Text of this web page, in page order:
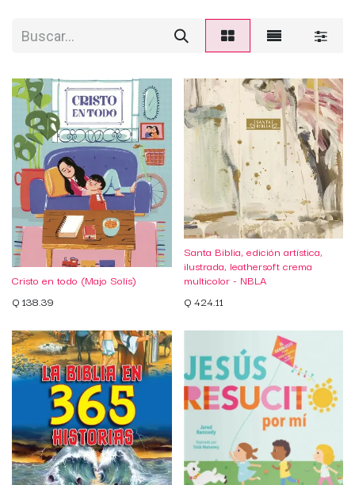
Cristo en todo (Majo Solís)
Q138.39
Santa Biblia, edición artística,
ilustrada, leathersoft crema
multicolor - NBLA
Q424.11